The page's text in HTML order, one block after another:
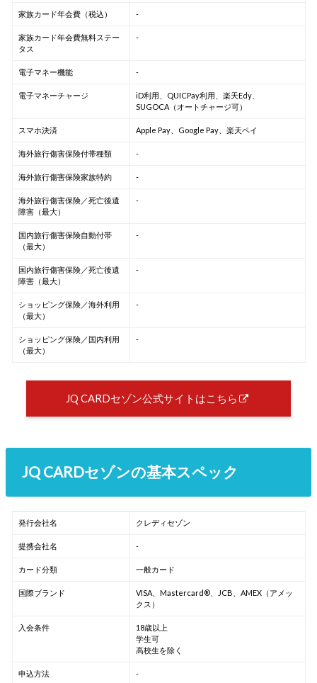
家族カード年会費（税込） -
家族カード年会費無料ステー
タス
-
電子マネー機能 -
電子マネーチャージ
iD利用、QUICPay利用、楽天Edy、
SUGOCA（オートチャージ可）
スマホ決済 Apple Pay、Google Pay、楽天ペイ
海外旅行傷害保険付帯種類 -
海外旅行傷害保険家族特約 -
海外旅行傷害保険／死亡後遺
障害（最大）
-
国内旅行傷害保険自動付帯
（最大）
-
国内旅行傷害保険／死亡後遺
障害（最大）
-
ショッピング保険／海外利用
（最大）
-
ショッピング保険／国内利用
（最大）
-
JQ CARDセゾン公式サイトはこちら
JQ CARDセゾンの基本スペック
発行会社名 クレディセゾン
提携会社名 -
カード分類 一般カード
国際ブランド
VISA、Mastercard®、JCB、AMEX（アメッ
クス）
入会条件
18歳以上
学生可
高校生を除く
申込方法 -